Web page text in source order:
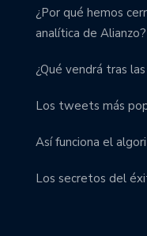
¿Por qué hemos
analítica de Alianzo?
¿Qué vendrá tras
Los tweets más
Así funciona el
Los secretos del